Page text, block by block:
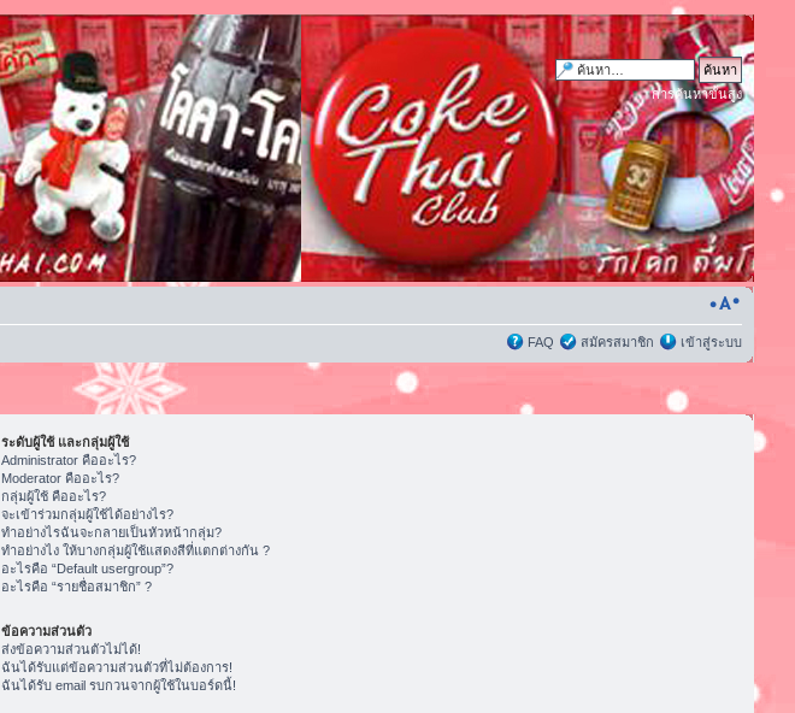
การค้นหาขั้นสูง
FAQ สมัครสมาชิก เข้าสู่ระบบ
ระดับผู้ใช้ และกลุ่มผู้ใช้
Administrator คืออะไร?
Moderator คืออะไร?
กลุ่มผู้ใช้ คืออะไร?
จะเข้าร่วมกลุ่มผู้ใช้ได้อย่างไร?
ทำอย่างไรฉันจะกลายเป็นหัวหน้ากลุ่ม?
ทำอย่างไง ให้บางกลุ่มผู้ใช้แสดงสีที่แตกต่างกัน ?
อะไรคือ “Default usergroup”?
อะไรคือ “รายชื่อสมาชิก” ?
ข้อความส่วนตัว
ส่งข้อความส่วนตัวไม่ได้!
ฉันได้รับแต่ข้อความส่วนตัวที่ไม่ต้องการ!
ฉันได้รับ email รบกวนจากผู้ใช้ในบอร์ดนี้!